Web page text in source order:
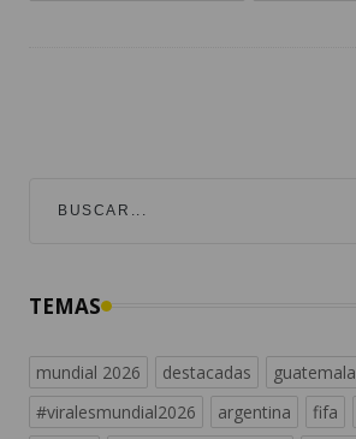
TEMAS
mundial 2026 destacadas guatemala
#viralesmundial2026
argentina fifa